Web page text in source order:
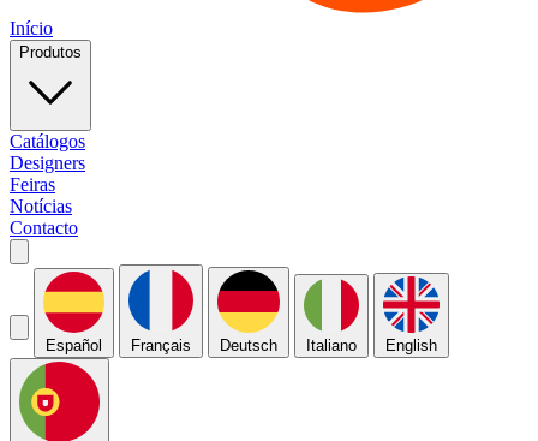
Início
Produtos
Catálogos
Designers
Feiras
Notícias
Contacto
Español Français Deutsch Italiano English